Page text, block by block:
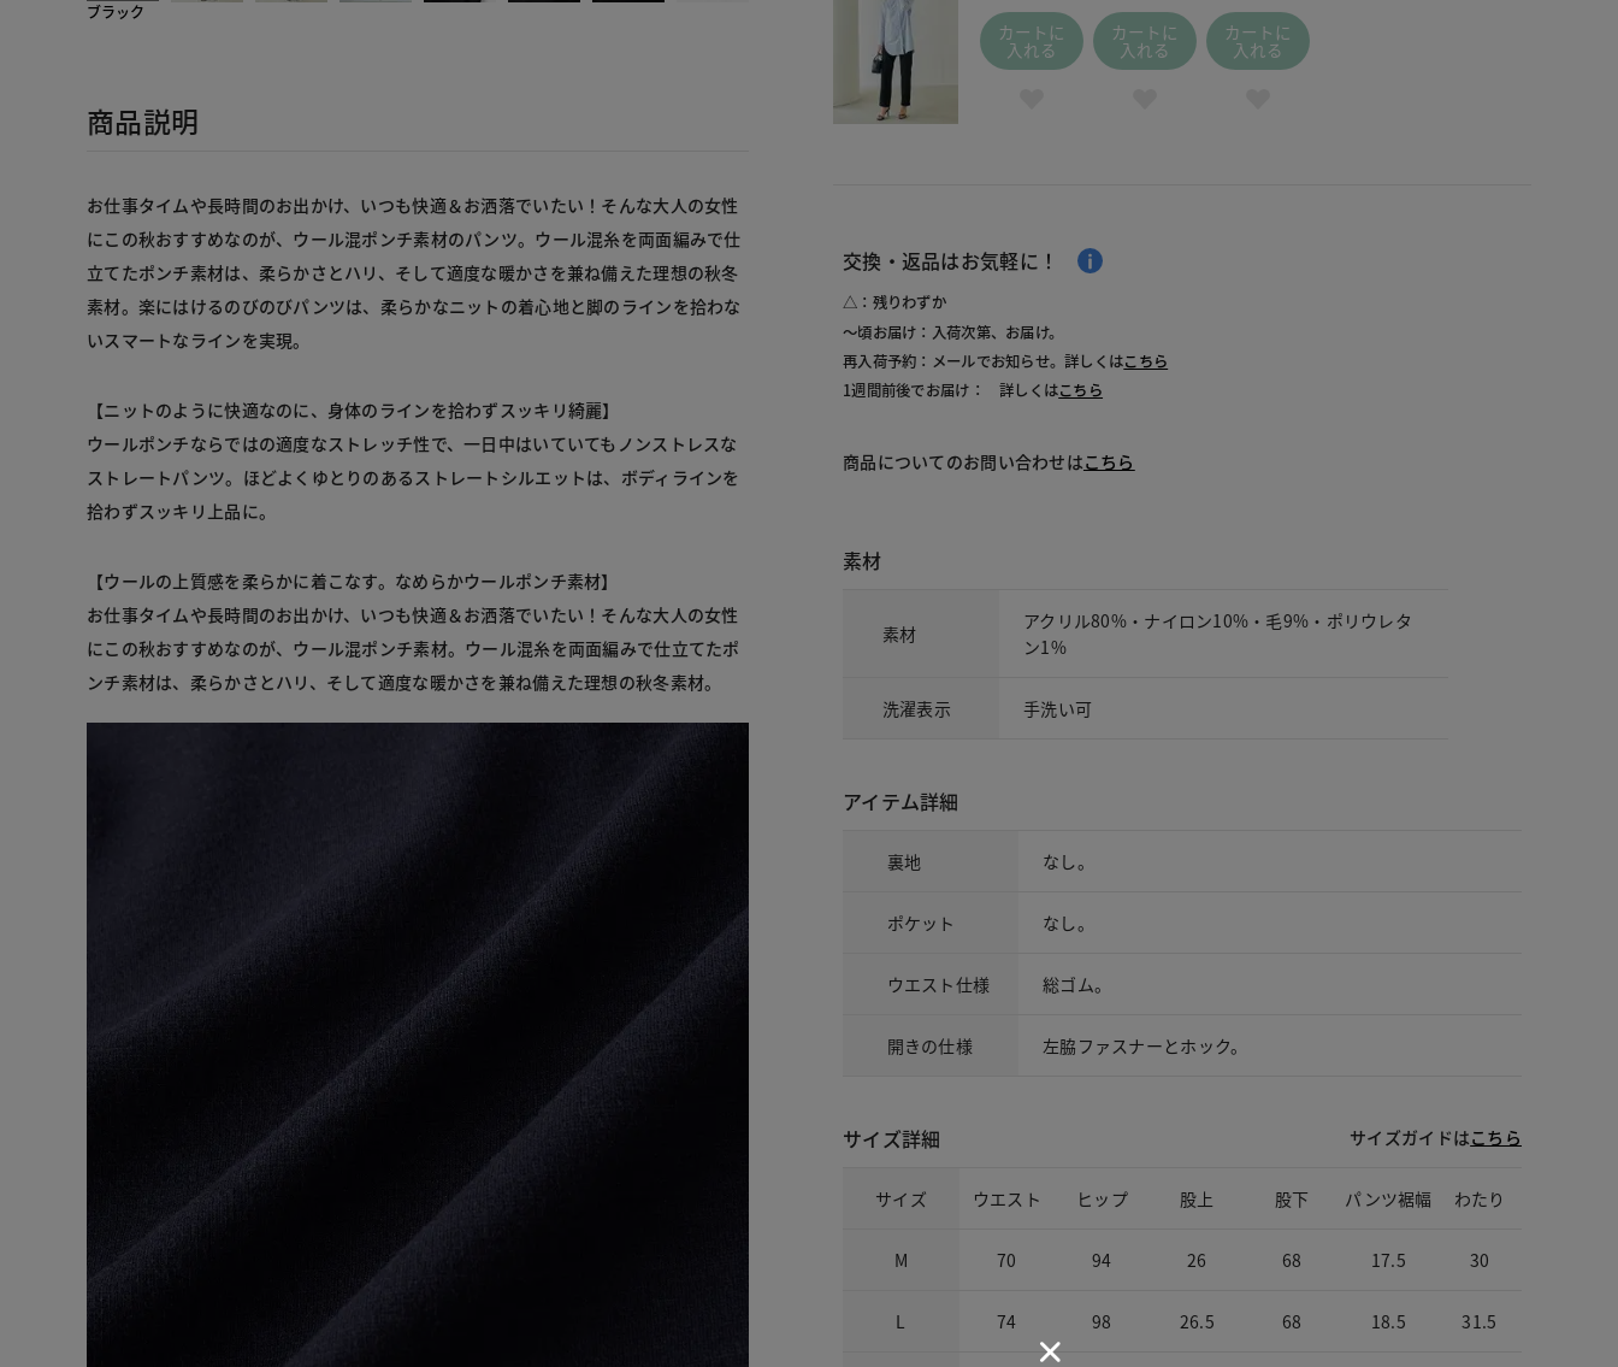
ブラック
商品説明
お仕事タイムや長時間のお出かけ、いつも快適＆お洒落でいたい！そんな大人の女性
にこの秋おすすめなのが、ウール混ポンチ素材のパンツ。ウール混糸を両面編みで仕
立てたポンチ素材は、柔らかさとハリ、そして適度な暖かさを兼ね備えた理想の秋冬
素材。楽にはけるのびのびパンツは、柔らかなニットの着心地と脚のラインを拾わな
いスマートなラインを実現。
【ニットのように快適なのに、身体のラインを拾わずスッキリ綺麗】
ウールポンチならではの適度なストレッチ性で、一日中はいていてもノンストレスな
ストレートパンツ。ほどよくゆとりのあるストレートシルエットは、ボディラインを
拾わずスッキリ上品に。
【ウールの上質感を柔らかに着こなす。なめらかウールポンチ素材】
お仕事タイムや長時間のお出かけ、いつも快適＆お洒落でいたい！そんな大人の女性
にこの秋おすすめなのが、ウール混ポンチ素材。ウール混糸を両面編みで仕立てたポ
ンチ素材は、柔らかさとハリ、そして適度な暖かさを兼ね備えた理想の秋冬素材。
カートに
入れる
カートに
入れる
カートに
入れる
交換・返品はお気軽に！
△：残りわずか
～頃お届け：入荷次第、お届け。
再入荷予約：メールでお知らせ。詳しくはこちら
1週間前後でお届け： 詳しくはこちら
商品についてのお問い合わせはこちら
素材
素材
アクリル80%・ナイロン10%・毛9%・ポリウレタ
ン1%
洗濯表示 手洗い可
アイテム詳細
裏地 なし。
ポケット なし。
ウエスト仕様 総ゴム。
開きの仕様 左脇ファスナーとホック。
サイズ詳細 サイズガイドはこちら
サイズ ウエスト ヒップ 股上 股下 パンツ裾幅 わたり
M 70 94 26 68 17.5 30
L 74 98 26.5 68 18.5 31.5